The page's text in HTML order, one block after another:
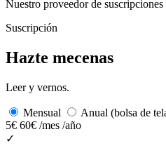
Nuestro proveedor de
Suscripción
Hazte mecenas
Leer y vernos.
Mensual
Anual (bolsa de
5€ 60€ /mes /año
✓